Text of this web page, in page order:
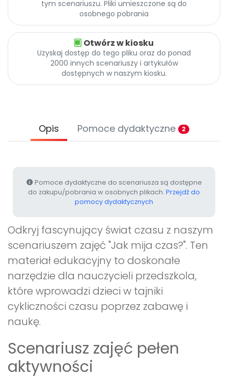
Promocje
tym scenariuszu. Pliki umieszczone są do
osobnego pobrania
Otwórz w kiosku
Uzyskaj dostęp do tego pliku oraz do ponad
2000 innych scenariuszy i artykułów
dostępnych w naszym kiosku.
Opis Pomoce dydaktyczne 2
Pomoce dydaktyczne do scenariusza są dostępne
do zakupu/pobrania w osobnych plikach. Przejdź do
pomocy dydaktycznych
Odkryj fascynujący świat czasu z naszym
scenariuszem zajęć "Jak mija czas?". Ten
materiał edukacyjny to doskonałe
narzędzie dla nauczycieli przedszkola,
które wprowadzi dzieci w tajniki
cykliczności czasu poprzez zabawę i
naukę.
Scenariusz zajęć pełen
aktywności